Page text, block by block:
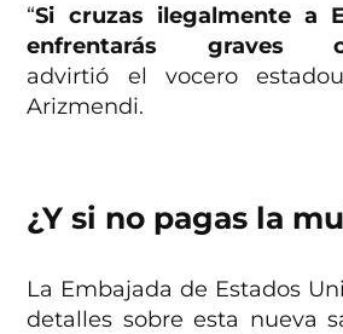
“Si cruzas ilegalmente a
enfrentarás graves
advirtió el vocero
Arizmendi.
¿Y si no pagas la
La Embajada de Estados
detalles sobre esta nueva